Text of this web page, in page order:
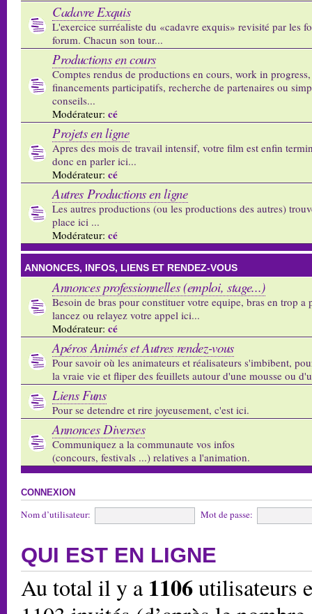
Cadavre Exquis
L'exercice surréaliste du «cadavre exquis» revisité par les
forum. Chacun son tour...
Productions en cours
Comptes rendus de productions en cours, work in
financements participatifs, recherche de partenaires ou
conseils...
Modérateur: cé
Projets en ligne
Apres des mois de travail intensif, votre film est enfin
donc en parler ici...
Modérateur: cé
Autres Productions en ligne
Les autres productions (ou les productions des autres)
place ici ...
Modérateur: cé
ANNONCES, INFOS, LIENS ET RENDEZ-VOUS
Annonces professionnelles (emploi, stage...)
Besoin de bras pour constituer votre equipe, bras en trop a
lancez ou relayez votre appel ici...
Modérateur: cé
Apéros Animés et Autres rendez-vous
Pour savoir où les animateurs et réalisateurs s'imbibent,
la vraie vie et fliper des feuillets autour d'une mousse ou
Liens Funs
Pour se detendre et rire joyeusement, c'est ici.
Annonces Diverses
Communiquez a la communaute vos infos
(concours, festivals ...) relatives a l'animation.
CONNEXION
Nom d’utilisateur: Mot de passe:
QUI EST EN LIGNE
Au total il y a 1106utilisateurs